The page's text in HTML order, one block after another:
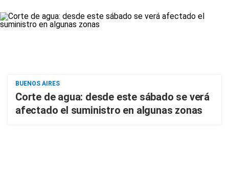
BUENOS AIRES
Corte de agua: desde este sábado se verá
afectado el suministro en algunas zonas